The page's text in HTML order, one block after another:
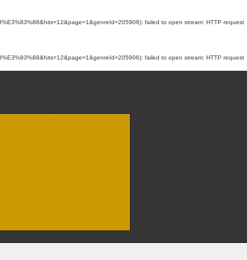
failed to open stream: HTTP request
failed to open stream: HTTP request